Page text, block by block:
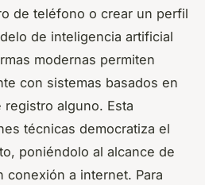
de teléfono o crear un perfil
de inteligencia artificial
modernas permiten
con sistemas basados en
registro alguno. Esta
técnicas democratiza el
poniéndolo al alcance de
conexión a internet. Para